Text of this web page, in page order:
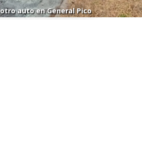
auto en General Pico